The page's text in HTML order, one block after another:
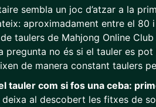
sembla un joc d’atzar a la
aproximadament entre el 80
taulers de Mahjong Online
pregunta no és si el tauler es
de manera constant taulers
tauler com si fos una ceba:
al descobert les fitxes de